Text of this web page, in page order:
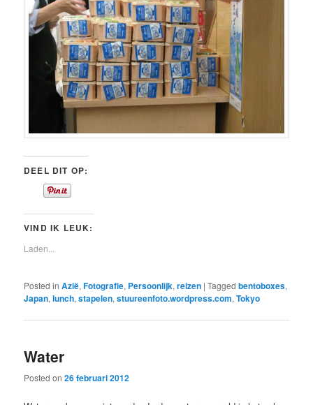
DEEL DIT OP:
VIND IK LEUK:
Laden...
Posted in Azië,Fotografie, Persoonlijk,reizen |Tagged bentoboxes,
Japan,lunch,stapelen,stuureenfoto.wordpress.com,Tokyo
Water
Posted on26 februari 2012